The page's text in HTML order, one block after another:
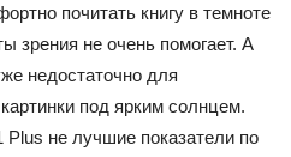
почитать книгу в темноте
зрения не очень помогает. А
недостаточно для
под ярким солнцем.
не лучшие показатели по